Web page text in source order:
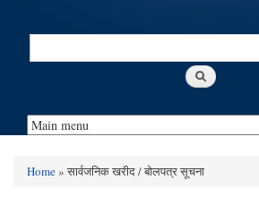
Search
Home» सार्वजनिक खरीद / बोलपत्र सूचना